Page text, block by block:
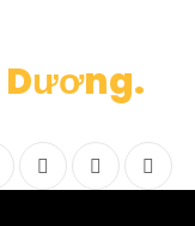
FacebookTwitter Instagram